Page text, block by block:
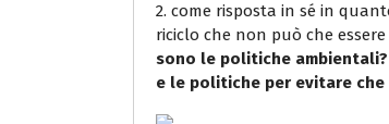
2. ⁠come risposta in sé in
riciclo che non può che
sono le politiche
e le politiche per evitare